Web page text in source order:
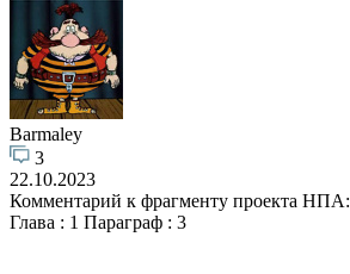
Barmaley
3
22.10.2023
Комментарий к фрагменту проекта НПА:
Глава : 1 Параграф : 3